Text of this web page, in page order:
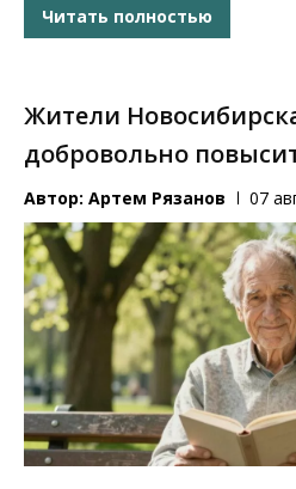
Читать полностью
Жители
добровольно
Автор: Артем Рязанов 07